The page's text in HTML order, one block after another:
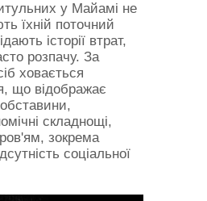
у Майамі не
їхній поточний
історії втрат,
розпачу. За
ховається
що відображає
складнощі,
зокрема
соціальної